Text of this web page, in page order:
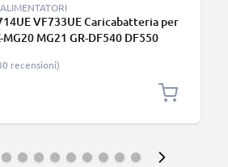
VF733UE Caricabatteria per
MG20 MG21 GR-DF540 DF550
recensioni)